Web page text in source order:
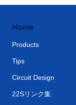
Home
Products
Tips
Circuit Design
22Sリンク集